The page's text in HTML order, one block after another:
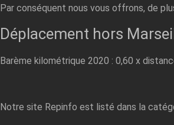
Par conséquent nous vous offrons, de
Déplacement hors
Barème kilométrique 2020 : 0,60 x
Notre site Repinfo est listé dans la